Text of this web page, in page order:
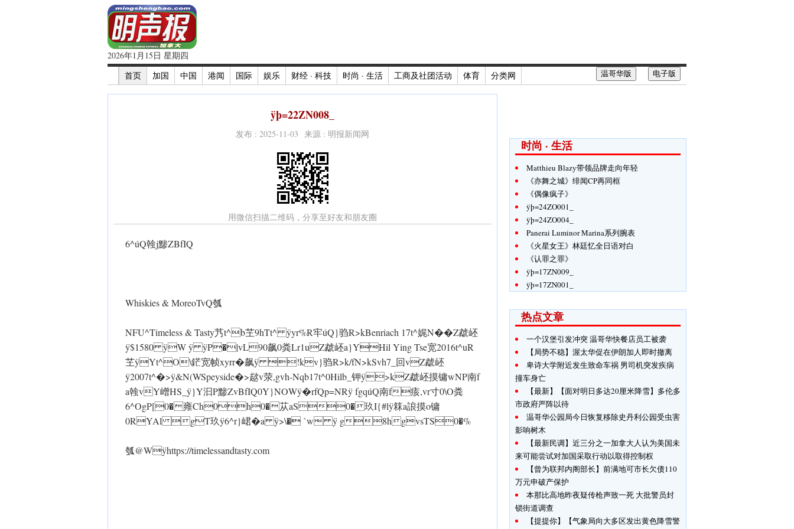
2026年1月15日 星期四
首页
加国 中国 港闻 国际 娱乐 财经 · 科技 时尚 · 生活 工商及社团活动 体育 分类网 电子版
温哥华版
ÿþ=22ZN008_
发布 : 2025-11-03 来源 : 明报新闻网
用微信扫描二维码，分享至好友和朋友圈
6^úQ螒j黪ZBfIQ
Whiskies & Moreo TvQ瓠
NFU^Timeless & Tasty艿t^b芏9hTt^ ÿyr%R牢úQ}驺R>kBenriach 17t^娓N��Z虣岯
ÿ$1580 ÿW ÿ ÿP�|vL90飙0粪Lr1uZ虣岯a}YHil Ying Tse宽2016t^uR
芏 ÿYt^O\鋩宽帧xyrr�飙 ÿ !kv}驺R>k/fN>kSvh7_回vZ虣岯
ÿ2007t^�> ÿ&N(WSpeyside�>趑v荥,gvh-Nqb17t^0Hilb_钾 ÿ>kZ虣岯摸镛wN P南f
a螒vY嶒HS_ ÿ}Y汩P黪ZvBfIQ0Y}NOW ÿ�rfQp=NR ÿ fgqúQ南f痎,vr寸0\O粪
6^OgP[0�雍Ch0h0�苁aS0�玖I{#l ÿ箖a誏摸o镛
0RYAl gT玖 ÿ6^r}峮�a ÿ>\� `w ÿ g8hgvsTS0�%
瓠@Wÿhttps://timelessandtasty.com
时尚 · 生活
Matthieu Blazy带领品牌走向年轻
《亦舞之城》绯闻CP再同框
《偶像疯子》
ÿþ=24ZO001_
ÿþ=24ZO004_
Panerai Luminor Marina系列腕表
《火星女王》林廷忆全日语对白
《认罪之罪》
ÿþ=17ZN009_
ÿþ=17ZN001_
热点文章
一个汉堡引发冲突 温哥华快餐店员工被袭
【局势不稳】渥太华促在伊朗加人即时撤离
卑诗大学附近发生致命车祸 男司机突发疾病
撞车身亡
【最新】【面对明日多达20厘米降雪】多伦多
市政府严阵以待
温哥华公园局今日恢复移除史丹利公园受虫害
影响树木
【最新民调】近三分之一加拿大人认为美国未
来可能尝试对加国采取行动以取得控制权
【曾为联邦内阁部长】前满地可市长欠债110
万元申破产保护
本那比高地昨夜疑传枪声致一死 大批警员封
锁街道调查
【提提你】【气象局向大多区发出黄色降雪警